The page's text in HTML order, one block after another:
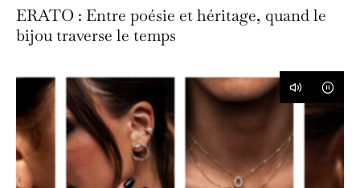
ERATO : Entre poésie et héritage, quand le
bijou traverse le temps